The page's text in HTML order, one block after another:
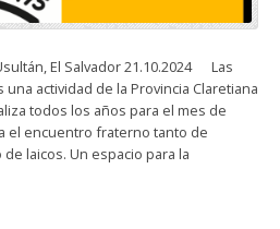
El Salvador 21.10.2024 Las
actividad de la Provincia Claretiana
todos los años para el mes de
el encuentro fraterno tanto de
laicos. Un espacio para la